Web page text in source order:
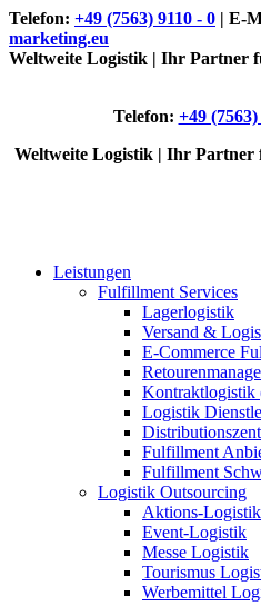
Telefon: +49 (7563) 9110 - 0 | E-
marketing.eu
Weltweite Logistik | Ihr Partner
Telefon: +49 (7563)
Weltweite Logistik | Ihr Partner
Leistungen
Fulfillment Services
Lagerlogistik
Versand &
E-Commerce
Kontraktlogistik
Logistik
Fulfillment
Fulfillment
Logistik Outsourcing
Aktions-Logistik
Event-Logistik
Messe Logistik
Tourismus
Werbemittel